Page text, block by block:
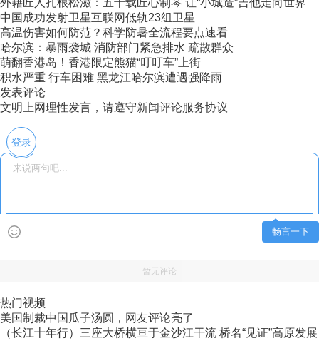
外籍匠人扎根松滋：五十载匠心制琴 让“小城造”吉他走向世界
中国成功发射卫星互联网低轨23组卫星
高温伤害如何防范？科学防暑全流程要点速看
哈尔滨：暴雨袭城 消防部门紧急排水 疏散群众
萌翻香港岛！香港限定熊猫“叮叮车”上街
积水严重 行车困难 黑龙江哈尔滨遭遇强降雨
发表评论
文明上网理性发言，请遵守新闻评论服务协议
登录
畅言一下
暂无评论
热门视频
美国制裁中国瓜子汤圆，网友评论亮了
（长江十年行）三座大桥横亘于金沙江干流 桥名“见证”高原发展